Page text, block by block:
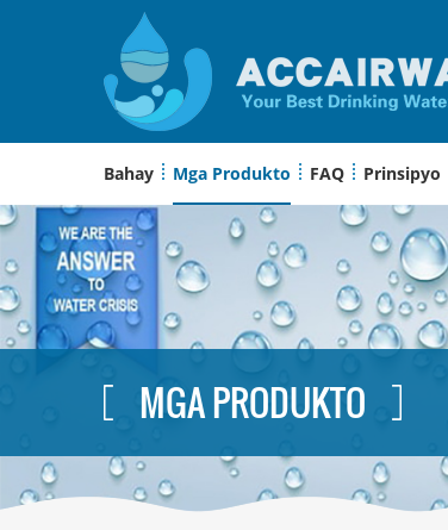
Bahay Mga Produkto FAQ Prinsipyo
MGA PRODUKTO